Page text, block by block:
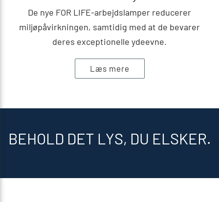
De nye FOR LIFE-arbejdslamper reducerer
miljøpåvirkningen, samtidig med at de bevarer
deres exceptionelle ydeevne.
Læs mere
BEHOLD DET LYS, DU ELSKER.